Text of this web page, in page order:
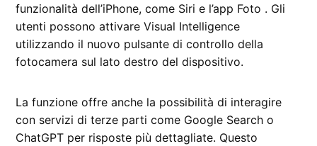
funzionalità dell’iPhone, come Siri e l’app Foto . Gli
utenti possono attivare Visual Intelligence
utilizzando il nuovo pulsante di controllo della
fotocamera sul lato destro del dispositivo.
La funzione offre anche la possibilità di interagire
con servizi di terze parti come Google Search o
ChatGPT per risposte più dettagliate. Questo